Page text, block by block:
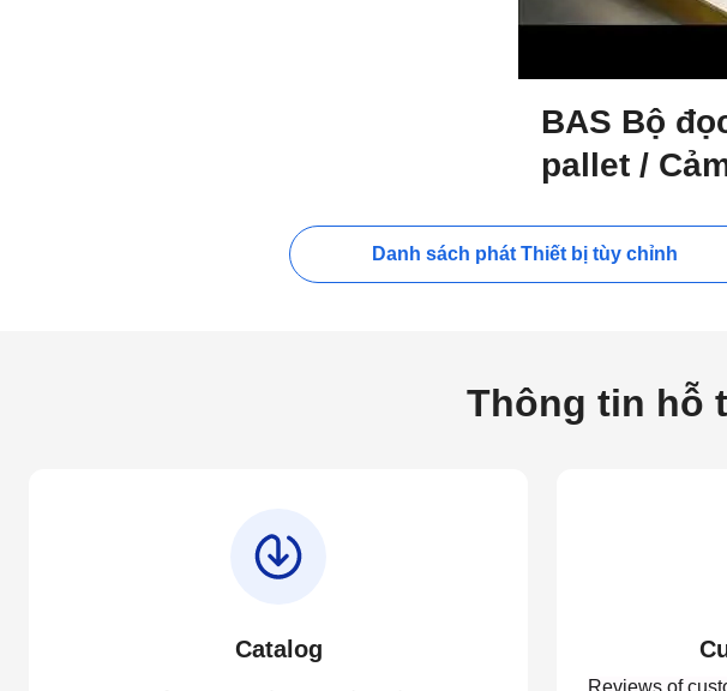
BAS Bộ
pallet /
Danh sách phát Thiết bị tùy chỉnh
Thông tin hỗ
Catalog
Reviews of